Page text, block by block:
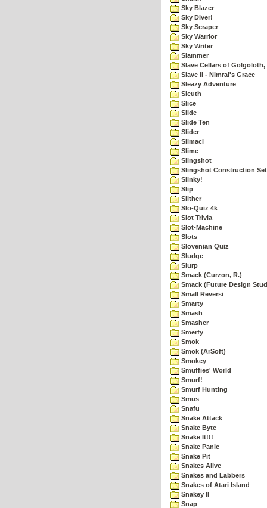
Sky Blazer
Sky Diver!
Sky Scraper
Sky Warrior
Sky Writer
Slammer
Slave Cellars of Golgoloth,
Slave II - Nimral's Grace
Sleazy Adventure
Sleuth
Slice
Slide
Slide Ten
Slider
Slimaci
Slime
Slingshot
Slingshot Construction Set
Slinky!
Slip
Slither
Slo-Quiz 4k
Slot Trivia
Slot-Machine
Slots
Slovenian Quiz
Sludge
Slurp
Smack (Curzon, R.)
Smack (Future Design
Small Reversi
Smarty
Smash
Smasher
Smerfy
Smok
Smok (ArSoft)
Smokey
Smuffies' World
Smurf!
Smurf Hunting
Smus
Snafu
Snake Attack
Snake Byte
Snake It!!!
Snake Panic
Snake Pit
Snakes Alive
Snakes and Labbers
Snakes of Atari Island
Snakey II
Snap